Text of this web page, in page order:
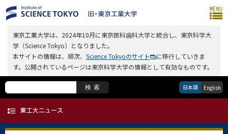
東京工業大学は、2024年10月に東京医科歯科大学と統合し、東京科学大
学（Science Tokyo）となりました。
本サイトの情報は、順次、 Science Tokyoのサイト
に移行していきま
す。公開されているページは東京科学大学の情報として有効なものです。
検索 日本語 English